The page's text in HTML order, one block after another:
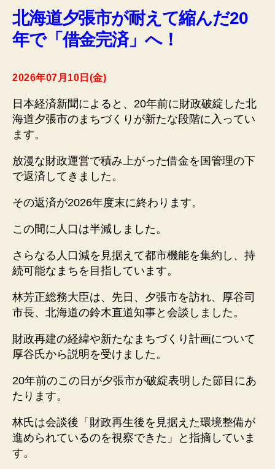
北海道夕張市が耐えて縮んだ20
年で「借金完済」へ！
2026年07月10日(金)
日本経済新聞によると、20年前に財政破綻した北
海道夕張市のまちづくりが新たな段階に入ってい
ます。
放漫な財政運営で積み上がった借金を国管理の下
で返済してきました。
その返済が2026年度末に終わります。
この間に人口は半減しました。
さらなる人口減を見据えて都市機能を集約し、持
続可能なまちを目指しています。
林芳正総務大臣は、先日、夕張市を訪れ、厚谷司
市長、北海道の鈴木直道知事と会談しました。
財政再建の経緯や新たなまちづくり計画について
厚谷氏から説明を受けました。
20年前のこの日が夕張市が破綻表明した節目にあ
たります。
林氏は会談後「財政再生後を見据えた環境整備が
進められているのを視察できた」と指摘していま
す。